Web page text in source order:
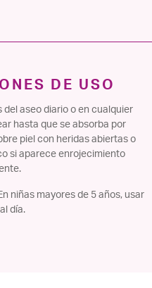
DE USO
del aseo diario o en cualquier
hasta que se absorba por
piel con heridas abiertas o
si aparece enrojecimiento
niñas mayores de 5 años, usar
día.